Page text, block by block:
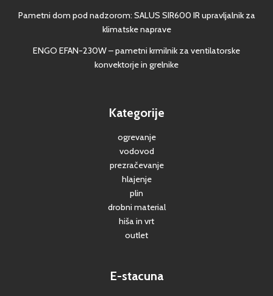
Pametni dom pod nadzorom: SALUS SIR600 IR upravljalnik za
klimatske naprave
ENGO EFAN-230W – pametni krmilnik za ventilatorske
konvektorje in grelnike
Kategorije
ogrevanje
vodovod
prezračevanje
hlajenje
plin
drobni material
hiša in vrt
outlet
E-stacuna